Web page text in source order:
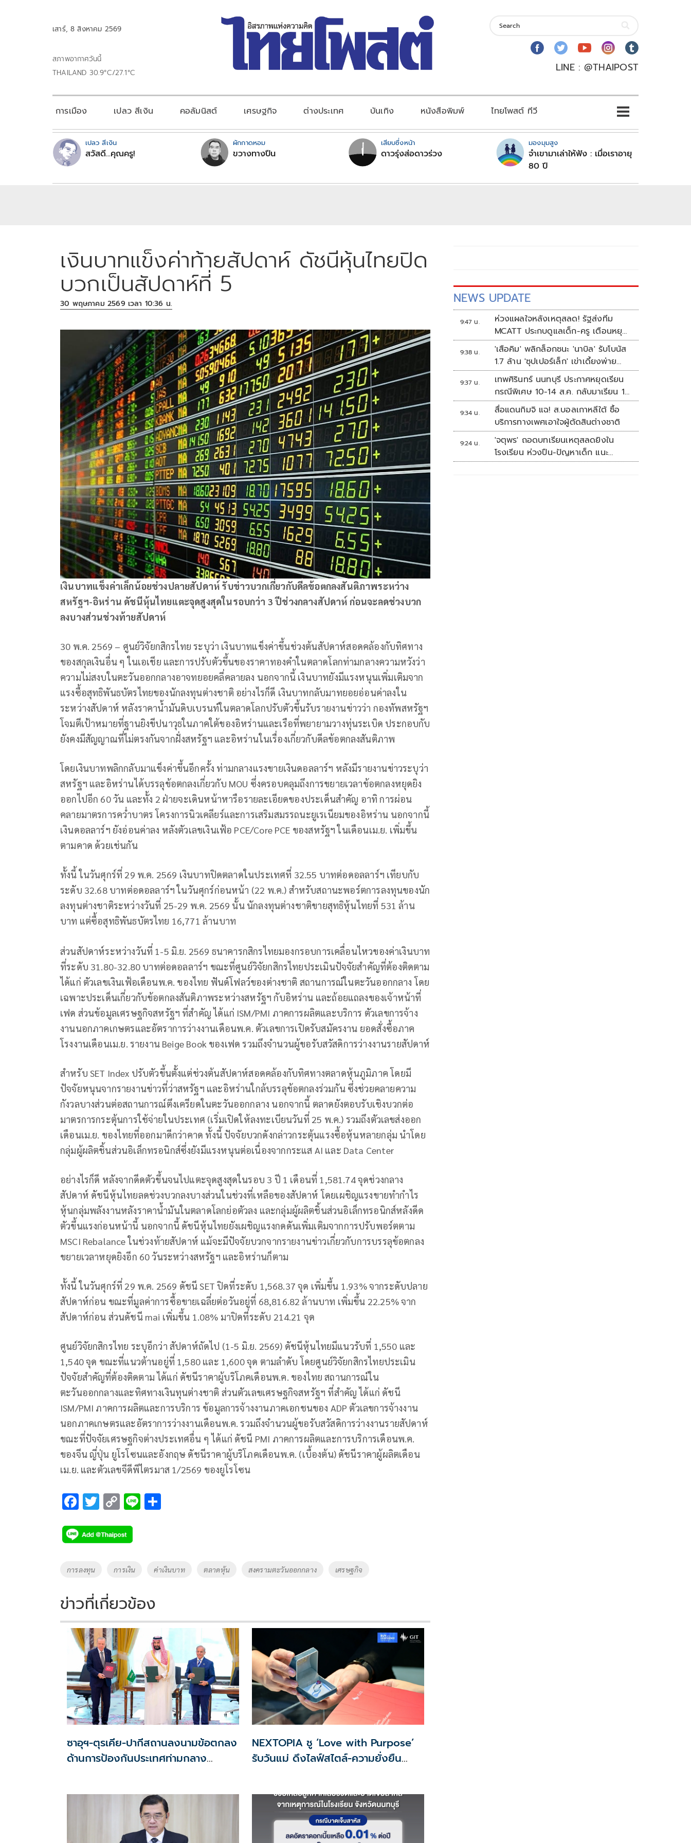
เสาร์, 8 สิงหาคม 2569
สภาพอากาศวันนี้
THAILAND 30.9°C/27.1°C
LINE : @THAIPOST
การเมือง เปลว สีเงิน คอลัมนิสต์ เศรษฐกิจ ต่างประเทศ บันเทิง หนังสือพิมพ์ ไทยโพสต์ ทีวี
เปลว สีเงิน
สวัสดี...คุณครู!
ผักกาดหอม
ขวางทางปืน
เสียบซึ่งหน้า
ดาวรุ่งส่อดาวร่วง
มองมุมสูง
จำเขามาเล่าให้ฟัง : เมื่อเราอายุ
80 ปี
เงินบาทแข็งค่าท้ายสัปดาห์ ดัชนีหุ้นไทยปิด
บวกเป็นสัปดาห์ที่ 5
30 พฤษภาคม 2569 เวลา 10:36 น.
เงินบาทแข็งค่าเล็กน้อยช่วงปลายสัปดาห์ รับข่าวบวกเกี่ยวกับดีลข้อตกลงสันติภาพระหว่าง
สหรัฐฯ-อิหร่าน ดัชนีหุ้นไทยแตะจุดสูงสุดในรอบกว่า 3 ปีช่วงกลางสัปดาห์ ก่อนจะลดช่วงบวก
ลงบางส่วนช่วงท้ายสัปดาห์
30 พ.ค. 2569 – ศูนย์วิจัยกสิกรไทย ระบุว่า เงินบาทแข็งค่าขึ้นช่วงต้นสัปดาห์สอดคล้องกับทิศทาง
ของสกุลเงินอื่น ๆ ในเอเชีย และการปรับตัวขึ้นของราคาทองคำในตลาดโลกท่ามกลางความหวังว่า
ความไม่สงบในตะวันออกกลางอาจทยอยคลี่คลายลง นอกจากนี้ เงินบาทยังมีแรงหนุนเพิ่มเติมจาก
แรงซื้อสุทธิพันธบัตรไทยของนักลงทุนต่างชาติ อย่างไรก็ดี เงินบาทกลับมาทยอยอ่อนค่าลงใน
ระหว่างสัปดาห์ หลังราคาน้ำมันดิบเบรนท์ในตลาดโลกปรับตัวขึ้นรับรายงานข่าวว่า กองทัพสหรัฐฯ
โจมตีเป้าหมายที่ฐานยิงขีปนาวุธในภาคใต้ของอิหร่านและเรือที่พยายามวางทุ่นระเบิด ประกอบกับ
ยังคงมีสัญญาณที่ไม่ตรงกันจากฝั่งสหรัฐฯ และอิหร่านในเรื่องเกี่ยวกับดีลข้อตกลงสันติภาพ
โดยเงินบาทพลิกกลับมาแข็งค่าขึ้นอีกครั้ง ท่ามกลางแรงขายเงินดอลลาร์ฯ หลังมีรายงานข่าวระบุว่า
สหรัฐฯ และอิหร่านได้บรรลุข้อตกลงเกี่ยวกับ MOU ซึ่งครอบคลุมถึงการขยายเวลาข้อตกลงหยุดยิง
ออกไปอีก 60 วัน และทั้ง 2 ฝ่ายจะเดินหน้าหารือรายละเอียดของประเด็นสำคัญ อาทิ การผ่อน
คลายมาตรการคว่ำบาตร โครงการนิวเคลียร์และการเสริมสมรรถนะยูเรเนียมของอิหร่าน นอกจากนี้
เงินดอลลาร์ฯ ยังอ่อนค่าลง หลังตัวเลขเงินเฟ้อ PCE/Core PCE ของสหรัฐฯ ในเดือนเม.ย. เพิ่มขึ้น
ตามคาด ด้วยเช่นกัน
ทั้งนี้ ในวันศุกร์ที่ 29 พ.ค. 2569 เงินบาทปิดตลาดในประเทศที่ 32.55 บาทต่อดอลลาร์ฯ เทียบกับ
ระดับ 32.68 บาทต่อดอลลาร์ฯ ในวันศุกร์ก่อนหน้า (22 พ.ค.) สำหรับสถานะพอร์ตการลงทุนของนัก
ลงทุนต่างชาติระหว่างวันที่ 25-29 พ.ค. 2569 นั้น นักลงทุนต่างชาติขายสุทธิหุ้นไทยที่ 531 ล้าน
บาท แต่ซื้อสุทธิพันธบัตรไทย 16,771 ล้านบาท
ส่วนสัปดาห์ระหว่างวันที่ 1-5 มิ.ย. 2569 ธนาคารกสิกรไทยมองกรอบการเคลื่อนไหวของค่าเงินบาท
ที่ระดับ 31.80-32.80 บาทต่อดอลลาร์ฯ ขณะที่ศูนย์วิจัยกสิกรไทยประเมินปัจจัยสำคัญที่ต้องติดตาม
ได้แก่ ตัวเลขเงินเฟ้อเดือนพ.ค. ของไทย ฟันด์โฟลว์ของต่างชาติ สถานการณ์ในตะวันออกกลาง โดย
เฉพาะประเด็นเกี่ยวกับข้อตกลงสันติภาพระหว่างสหรัฐฯ กับอิหร่าน และถ้อยแถลงของเจ้าหน้าที่
เฟด ส่วนข้อมูลเศรษฐกิจสหรัฐฯ ที่สำคัญ ได้แก่ ISM/PMI ภาคการผลิตและบริการ ตัวเลขการจ้าง
งานนอกภาคเกษตรและอัตราการว่างงานเดือนพ.ค. ตัวเลขการเปิดรับสมัครงาน ยอดสั่งซื้อภาค
โรงงานเดือนเม.ย. รายงาน Beige Book ของเฟด รวมถึงจำนวนผู้ขอรับสวัสดิการว่างงานรายสัปดาห์
สำหรับ SET Index ปรับตัวขึ้นตั้งแต่ช่วงต้นสัปดาห์สอดคล้องกับทิศทางตลาดหุ้นภูมิภาค โดยมี
ปัจจัยหนุนจากรายงานข่าวที่ว่าสหรัฐฯ และอิหร่านใกล้บรรลุข้อตกลงร่วมกัน ซึ่งช่วยคลายความ
กังวลบางส่วนต่อสถานการณ์ตึงเครียดในตะวันออกกลาง นอกจากนี้ ตลาดยังตอบรับเชิงบวกต่อ
มาตรการกระตุ้นการใช้จ่ายในประเทศ (เริ่มเปิดให้ลงทะเบียนวันที่ 25 พ.ค.) รวมถึงตัวเลขส่งออก
เดือนเม.ย. ของไทยที่ออกมาดีกว่าคาด ทั้งนี้ ปัจจัยบวกดังกล่าวกระตุ้นแรงซื้อหุ้นหลายกลุ่ม นำโดย
กลุ่มผู้ผลิตชิ้นส่วนอิเล็กทรอนิกส์ซึ่งยังมีแรงหนุนต่อเนื่องจากกระแส AI และ Data Center
อย่างไรก็ดี หลังจากดีดตัวขึ้นจนไปแตะจุดสูงสุดในรอบ 3 ปี 1 เดือนที่ 1,581.74 จุดช่วงกลาง
สัปดาห์ ดัชนีหุ้นไทยลดช่วงบวกลงบางส่วนในช่วงที่เหลือของสัปดาห์ โดยเผชิญแรงขายทำกำไร
หุ้นกลุ่มพลังงานหลังราคาน้ำมันในตลาดโลกย่อตัวลง และกลุ่มผู้ผลิตชิ้นส่วนอิเล็กทรอนิกส์หลังดีด
ตัวขึ้นแรงก่อนหน้านี้ นอกจากนี้ ดัชนีหุ้นไทยยังเผชิญแรงกดดันเพิ่มเติมจากการปรับพอร์ตตาม
MSCI Rebalance ในช่วงท้ายสัปดาห์ แม้จะมีปัจจัยบวกจากรายงานข่าวเกี่ยวกับการบรรลุข้อตกลง
ขยายเวลาหยุดยิงอีก 60 วันระหว่างสหรัฐฯ และอิหร่านก็ตาม
ทั้งนี้ ในวันศุกร์ที่ 29 พ.ค. 2569 ดัชนี SET ปิดที่ระดับ 1,568.37 จุด เพิ่มขึ้น 1.93% จากระดับปลาย
สัปดาห์ก่อน ขณะที่มูลค่าการซื้อขายเฉลี่ยต่อวันอยู่ที่ 68,816.82 ล้านบาท เพิ่มขึ้น 22.25% จาก
สัปดาห์ก่อน ส่วนดัชนี mai เพิ่มขึ้น 1.08% มาปิดที่ระดับ 214.21 จุด
ศูนย์วิจัยกสิกรไทย ระบุอีกว่า สัปดาห์ถัดไป (1-5 มิ.ย. 2569) ดัชนีหุ้นไทยมีแนวรับที่ 1,550 และ
1,540 จุด ขณะที่แนวต้านอยู่ที่ 1,580 และ 1,600 จุด ตามลำดับ โดยศูนย์วิจัยกสิกรไทยประเมิน
ปัจจัยสำคัญที่ต้องติดตาม ได้แก่ ดัชนีราคาผู้บริโภคเดือนพ.ค. ของไทย สถานการณ์ใน
ตะวันออกกลางและทิศทางเงินทุนต่างชาติ ส่วนตัวเลขเศรษฐกิจสหรัฐฯ ที่สำคัญ ได้แก่ ดัชนี
ISM/PMI ภาคการผลิตและการบริการ ข้อมูลการจ้างงานภาคเอกชนของ ADP ตัวเลขการจ้างงาน
นอกภาคเกษตรและอัตราการว่างงานเดือนพ.ค. รวมถึงจำนวนผู้ขอรับสวัสดิการว่างงานรายสัปดาห์
ขณะที่ปัจจัยเศรษฐกิจต่างประเทศอื่น ๆ ได้แก่ ดัชนี PMI ภาคการผลิตและการบริการเดือนพ.ค.
ของจีน ญี่ปุ่น ยูโรโซนและอังกฤษ ดัชนีราคาผู้บริโภคเดือนพ.ค. (เบื้องต้น) ดัชนีราคาผู้ผลิตเดือน
เม.ย. และตัวเลขจีดีพีไตรมาส 1/2569 ของยูโรโซน
F
e
b
o
k
T
tt
er
C
p
y
Li
k
Li
Tags
การลงทุน การเงิน ค่าเงินบาท ตลาดหุ้น สงครามตะวันออกกลาง เศรษฐกิจ
ข่าวที่เกี่ยวข้อง
ซาอุฯ-ตุรเคีย-ปากีสถานลงนามข้อตกลง
ด้านการป้องกันประเทศท่ามกลาง
NEXTOPIA ชู ‘Love with Purpose’
รับวันแม่ ดึงไลฟ์สไตล์-ความยั่งยืน
NEWS UPDATE
9:47 น.
ห่วงแผลใจหลังเหตุสลด! รัฐส่งทีม
MCATT ประกบดูแลเด็ก-ครู เตือนหยุด
แชร์ภาพรุนแรง
9:38 น.
'เสือคิม' พลิกล็อกชนะ 'นาบิล' รับโบนัส
1.7 ล้าน 'ซุปเปอร์เล็ก' เข่าเดี้ยงพ่าย
TKO
9:37 น.
เทพศิรินทร์ นนทบุรี ประกาศหยุดเรียน
กรณีพิเศษ 10-14 ส.ค. กลับมาเรียน 17
ส.ค.
9:34 น.
สื่อแดนกิมจิ แฉ! ส.บอลเกาหลีใต้ ซื้อ
บริการทางเพศเอาใจผู้ตัดสินต่างชาติ
9:24 น.
'จตุพร' ถอดบทเรียนเหตุสลดยิงใน
โรงเรียน ห่วงปืน-ปัญหาเด็ก แนะ
ศธ.เร่งอุดช่องโหว่